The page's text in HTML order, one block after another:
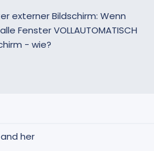
v
e
S
v
e
externer Bildschirm: Wenn
Fenster VOLLAUTOMATISCH
- wie?
her